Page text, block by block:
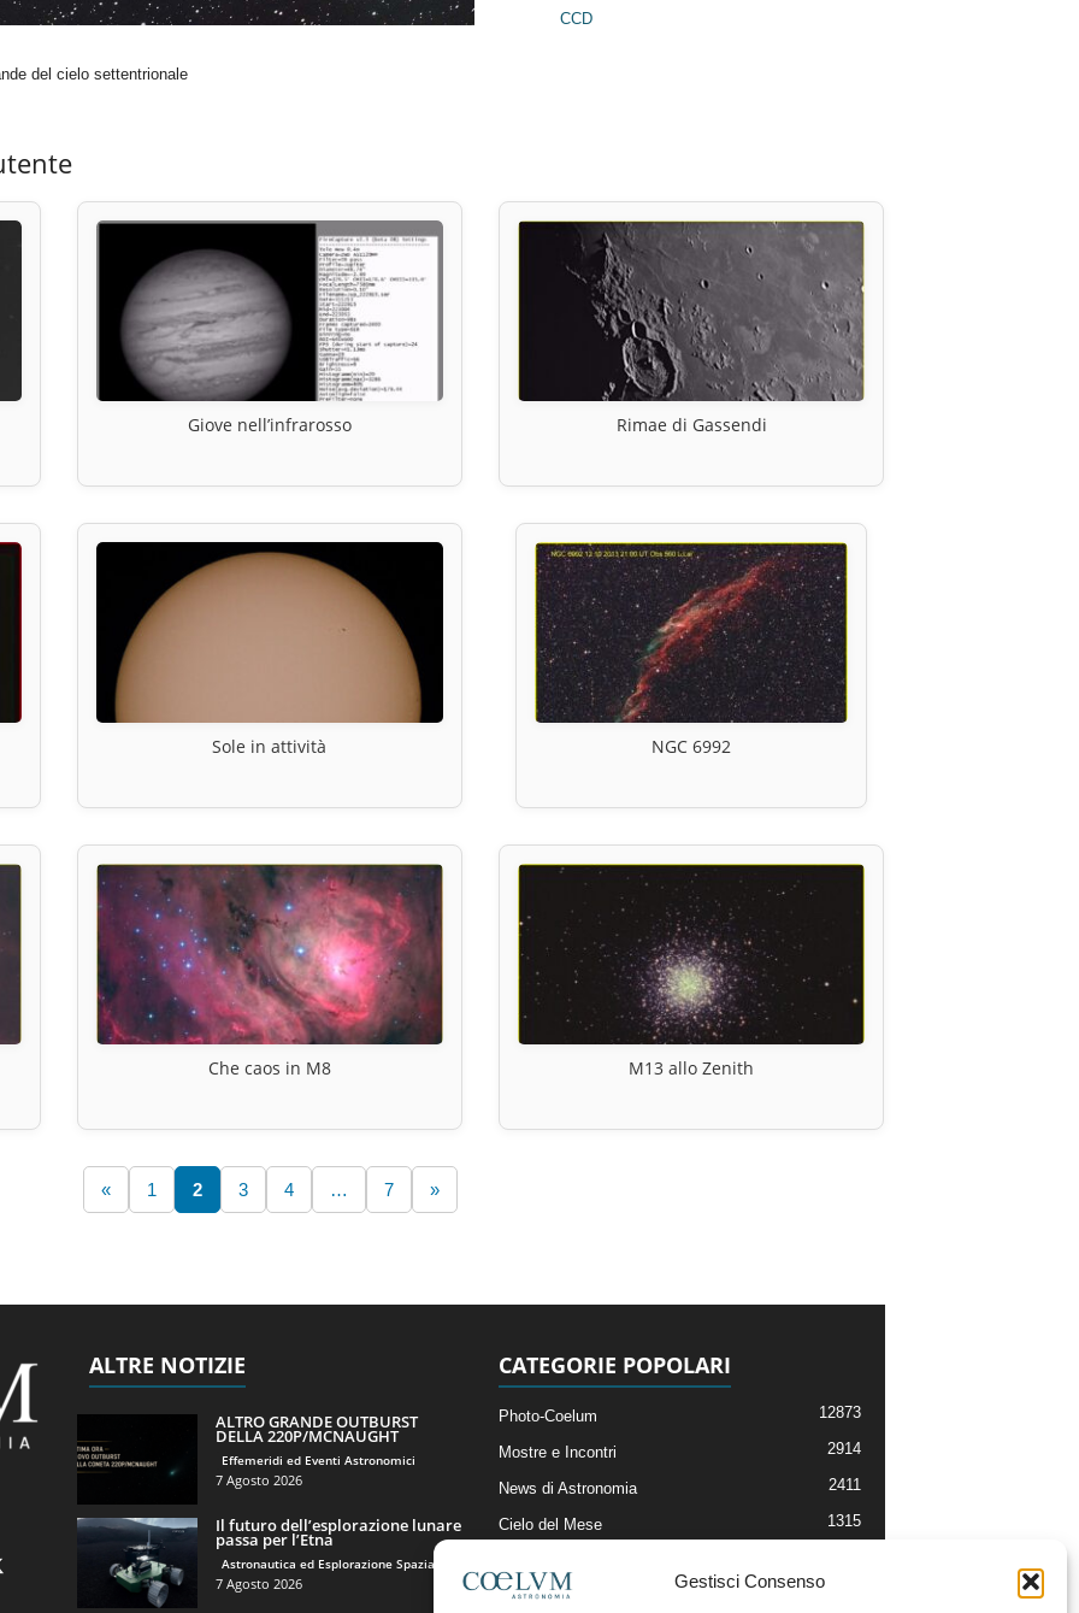
Gestisci Consenso
del cielo settentrionale
CCD
Giove nell’infrarosso Rimae di Gassendi
Sole in attività NGC 6992
Che caos in M8 M13 allo Zenith
« 1 2 3 4 … 7 »
ALTRE NOTIZIE
ALTRO GRANDE OUTBURST
DELLA 220P/MCNAUGHT
Effemeridi ed Eventi Astronomici
7 Agosto 2026
Il futuro dell’esplorazione lunare
passa per l’Etna
Astronautica ed Esplorazione Spaziale
7 Agosto 2026
CATEGORIE POPOLARI
Photo-Coelum 12873
Mostre e Incontri 2914
News di Astronomia 2411
Cielo del Mese 1315
Articoli e Risorse On-Line